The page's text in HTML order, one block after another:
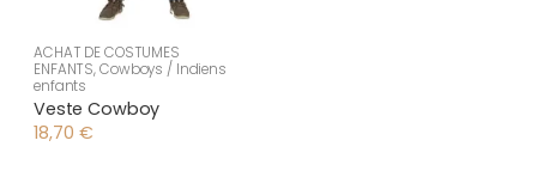
ACHAT DE COSTUMES
ENFANTS,Cowboys / Indiens
enfants
Veste Cowboy
18,70 €